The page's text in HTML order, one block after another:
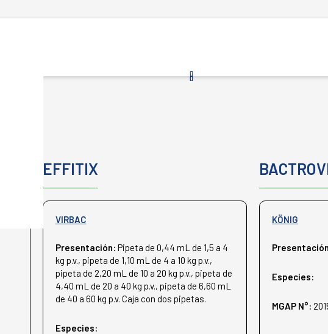
EFFITIX
VIRBAC
Presentación: Pipeta de 0,44 mL de 1,5 a 4
kg p.v., pipeta de 1,10 mL de 4 a 10 kg p.v.,
pipeta de 2,20 mL de 10 a 20 kg p.v., pipeta de
4,40 mL de 20 a 40 kg p.v., pipeta de 6,60 mL
de 40 a 60 kg p.v. Caja con dos pipetas.
Especies:
KÖNIG
Especies:
MGAP N°: